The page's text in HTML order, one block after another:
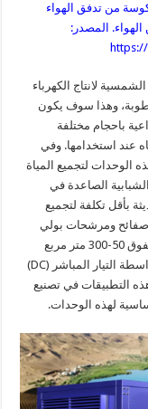
من تدفق الهواء
المصدر:
لانتاج الكهرباء
وهذا سوف يكون
باحجام مختلفة
عند استخدامها. وفي
الوحدات لتجميع المياة
الصاعدة في
بأقل تكلفة لتجميع
صفائح ومرشحات بولي
كربونيت المصفوفة ولها أسطح تلامس الهواء بما يفوق 50-300 متر مربع
وبتشغيل المراوح والمكثفات الحديثة التي تعمل بواسطة التيار المباشر (DC)
التطبيقات في تصنيع